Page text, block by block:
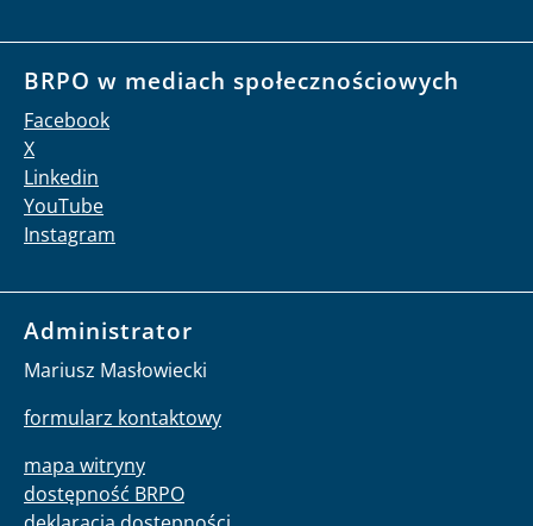
BRPO w mediach społecznościowych
Facebook
X
Linkedin
YouTube
Instagram
Administrator
Mariusz Masłowiecki
formularz kontaktowy
mapa witryny
dostępność BRPO